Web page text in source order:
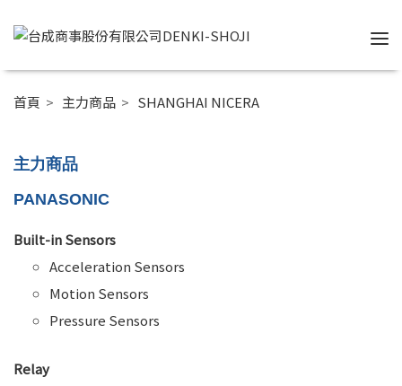
首頁 > 主力商品 > SHANGHAI NICERA
主力商品
PANASONIC
Built-in Sensors
Acceleration Sensors
Motion Sensors
Pressure Sensors
Relay